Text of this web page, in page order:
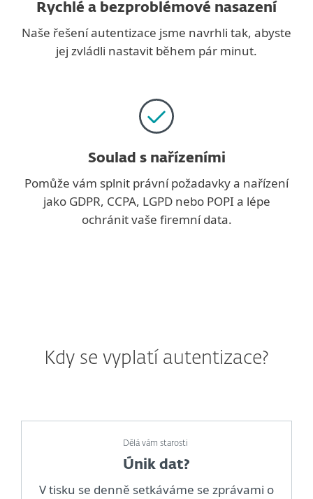
Rychlé a bezproblémové nasazení
Naše řešení autentizace jsme navrhli tak, abyste
jej zvládli nastavit během pár minut.
Soulad s nařízeními
Pomůže vám splnit právní požadavky a nařízení
jako GDPR, CCPA, LGPD nebo POPI a lépe
ochránit vaše firemní data.
Kdy se vyplatí autentizace?
Dělá vám starosti
Únik dat?
V tisku se denně setkáváme se zprávami o